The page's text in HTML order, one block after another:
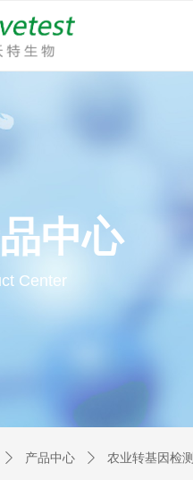
ꄲ 产品中心 ꄲ 农业转基因检测
中心
Center